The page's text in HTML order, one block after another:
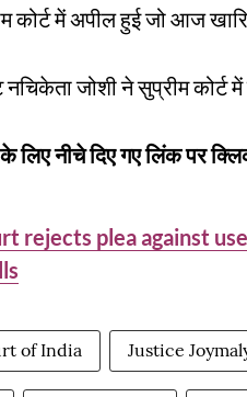
कोर्ट में अपील हुई जो आज
जोशी ने सुप्रीम कोर्ट
नीचे दिए गए लिंक पर
rejects plea against
of India Justice